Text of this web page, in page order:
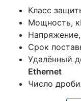
Класс
Мощность,
Срок
Удалённый
Ethernet
Число